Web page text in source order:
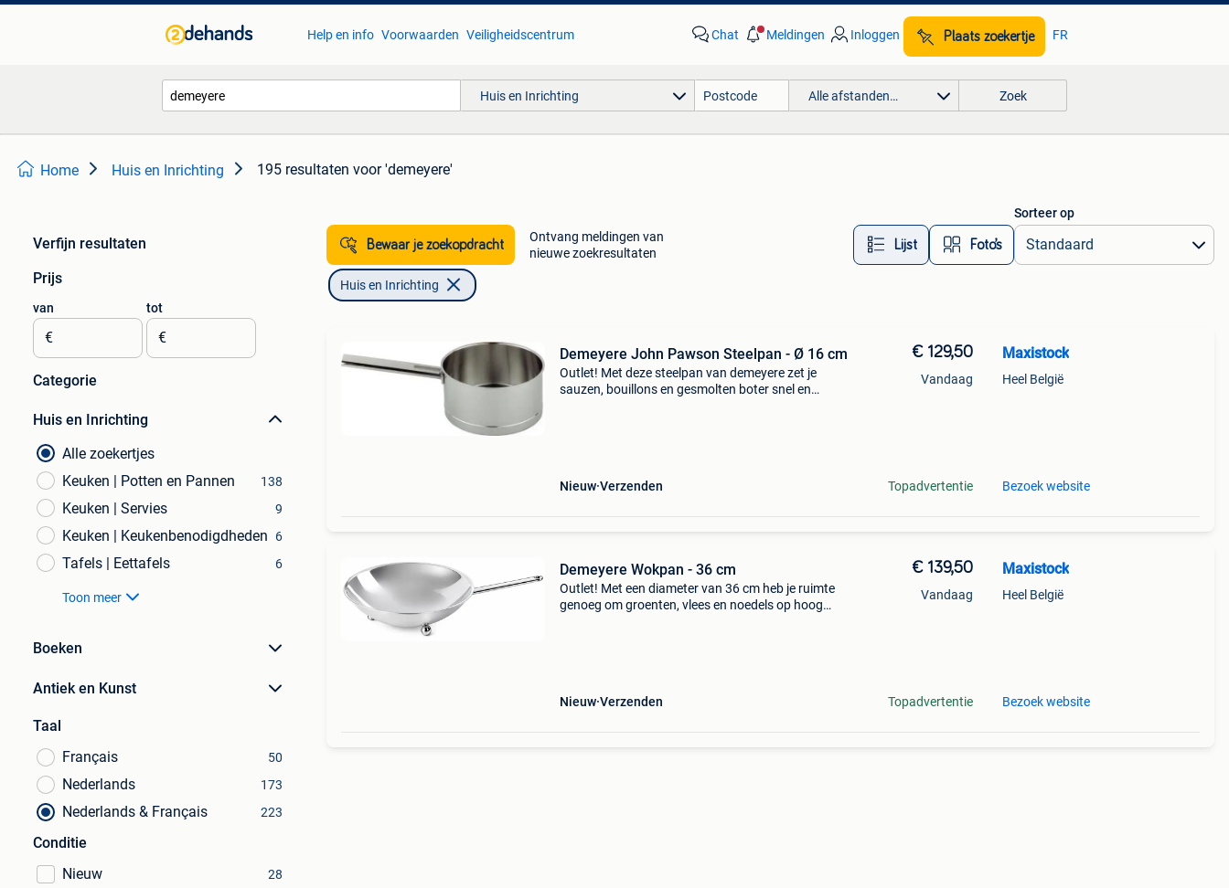
Help en info Voorwaarden Veiligheidscentrum Chat Meldingen Inloggen Plaats zoekertje FR
Huis en Inrichting Alle afstanden… Zoek
Home Huis en Inrichting 195 resultaten voor 'demeyere'
Verfijn resultaten
Prijs
van
€
tot
€
Categorie
Huis en Inrichting
Alle zoekertjes
Keuken | Potten en Pannen
138
Keuken | Servies 9
Keuken | Keukenbenodigdheden 6
Tafels | Eettafels 6
Toon meer
Boeken
Antiek en Kunst
Taal
Français
50
Nederlands 173
Nederlands & Français 223
Conditie
Nieuw
28
Bewaar je zoekopdracht
Ontvang meldingen van
nieuwe zoekresultaten
Lijst Foto’s
Sorteer op
Huis en Inrichting
Demeyere John Pawson Steelpan - Ø 16 cm
Outlet! Met deze steelpan van demeyere zet je
sauzen, bouillons en gesmolten boter snel en
Nieuw Verzenden
€ 129,50
Vandaag
Topadvertentie
Maxistock
Heel België
Bezoek website
Demeyere Wokpan - 36 cm
Outlet! Met een diameter van 36 cm heb je ruimte
genoeg om groenten, vlees en noedels op hoog
Nieuw Verzenden
€ 139,50
Vandaag
Topadvertentie
Maxistock
Heel België
Bezoek website